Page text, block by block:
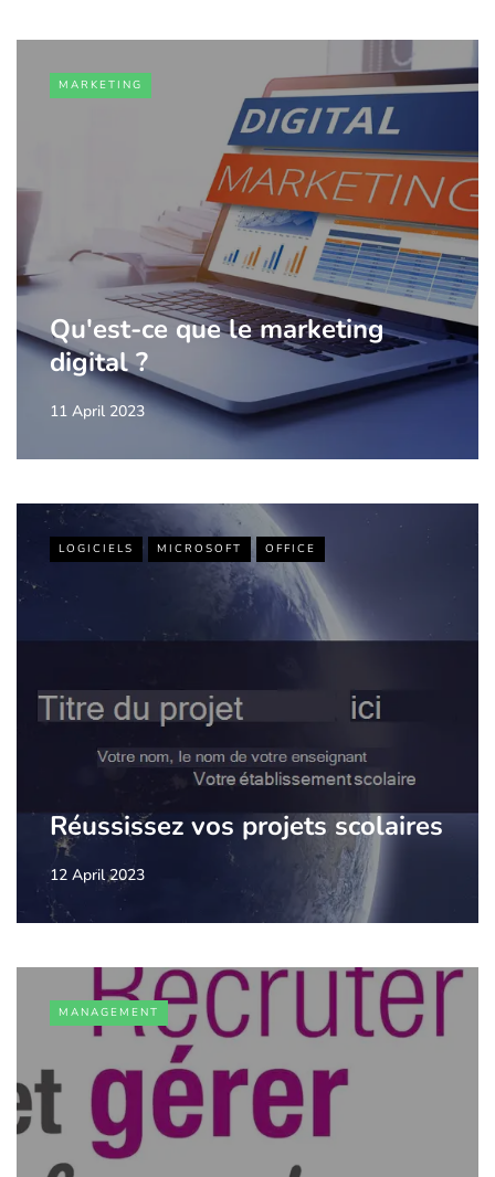
MARKETING
Qu'est-ce que le marketing
digital ?
11 April 2023
LOGICIELS MICROSOFT OFFICE
Réussissez vos projets scolaires
12 April 2023
MANAGEMENT